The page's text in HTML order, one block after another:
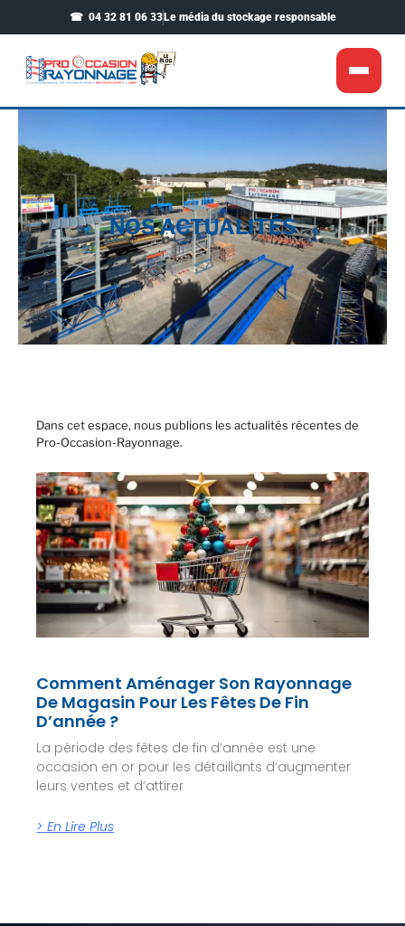
04 32 81 06 33 Le média du stockage responsable
Magasin & entrepôt
Nos réalisations
Voir notre boutique
NOS ACTUALITÉS
Dans cet espace, nous publions les actualités récentes de
Pro-Occasion-Rayonnage.
Comment Aménager Son Rayonnage
De Magasin Pour Les Fêtes De Fin
D’année ?
La période des fêtes de fin d’année est une
occasion en or pour les détaillants d’augmenter
leurs ventes et d’attirer
> En Lire Plus